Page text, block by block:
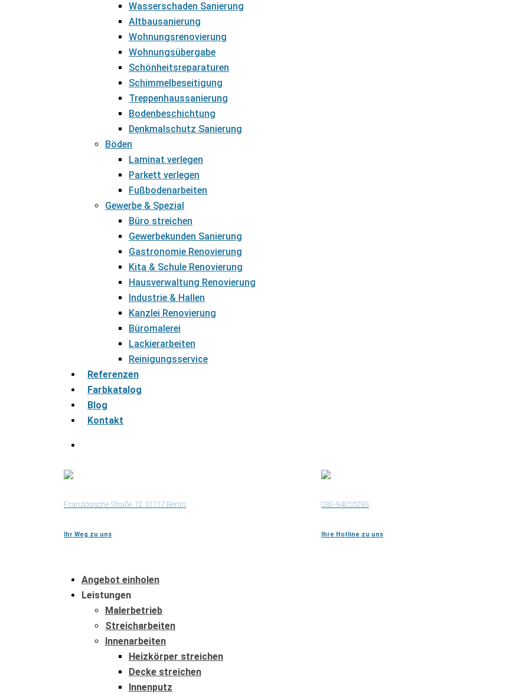
Wasserschaden Sanierung
Altbausanierung
Wohnungsrenovierung
Wohnungsübergabe
Schönheitsreparaturen
Schimmelbeseitigung
Treppenhaussanierung
Bodenbeschichtung
Denkmalschutz Sanierung
Böden
Laminat verlegen
Parkett verlegen
Fußbodenarbeiten
Gewerbe & Spezial
Büro streichen
Gewerbekunden Sanierung
Gastronomie Renovierung
Kita & Schule Renovierung
Hausverwaltung Renovierung
Industrie & Hallen
Kanzlei Renovierung
Büromalerei
Lackierarbeiten
Reinigungsservice
Referenzen
Farbkatalog
Blog
Kontakt
Französische Straße 12 10117 Berlin
Ihr Weg zu uns
030-94055293
Ihre Hotline zu uns
Angebot einholen
Leistungen
Malerbetrieb
Streicharbeiten
Innenarbeiten
Heizkörper streichen
Decke streichen
Innenputz